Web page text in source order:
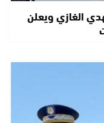
الغازي ويعلن